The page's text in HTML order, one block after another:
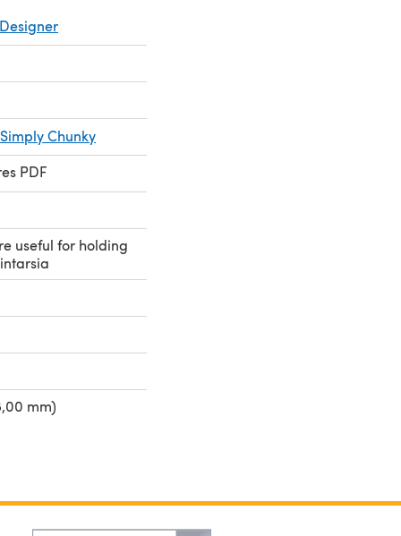
Chunky
PDF
useful for holding
mm)